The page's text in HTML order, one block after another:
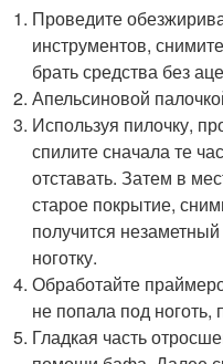
Проведите
инструментов,
брать средства без
Апельсиновой
Используя пилочку,
спилите сначала те
отставать. Затем в
старое покрытие,
получится
ноготку.
Обработайте
не попала под ноготь,
Гладкая часть